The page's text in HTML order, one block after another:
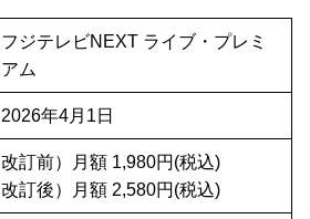
フジテレビNEXT ライブ・プレミ
アム
2026年4月1日
改訂前）月額 1,980円(税込)
改訂後）月額 2,580円(税込)